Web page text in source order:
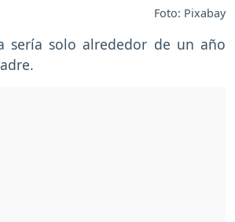
Foto: Pixabay
sería solo alrededor de un año